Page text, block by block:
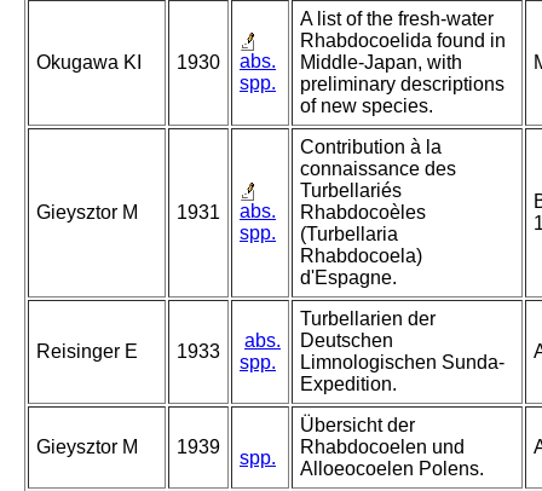
Okugawa KI 1930
abs.
spp.
A list of the fresh-water
Rhabdocoelida found in
Middle-Japan, with
preliminary descriptions
of new species.
Gieysztor M 1931
abs.
spp.
Contribution à la
connaissance des
Turbellariés
Rhabdocoèles
(Turbellaria
Rhabdocoela)
d'Espagne.
Reisinger E 1933
abs.
spp.
Turbellarien der
Deutschen
Limnologischen Sunda-
Expedition.
Gieysztor M 1939
spp.
Übersicht der
Rhabdocoelen und
Alloeocoelen Polens.